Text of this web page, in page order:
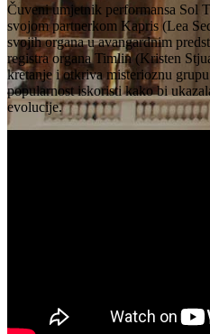
FILM ZLOČINI
Čuveni umjetnik performansa Sol
svojom partnerkom Kapris (Lea
svojih organa u avangardnim
registra organa Timlin (Kristen
kretanje i otkriva misterioznu
popularnost iskoristi kako bi
evolucije.